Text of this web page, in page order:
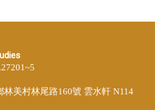
林美村林尾路160號 雲水軒 N114